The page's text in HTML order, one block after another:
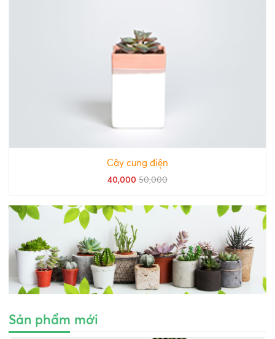
Cây cung điện
40,000 50,000
Sản phẩm mới